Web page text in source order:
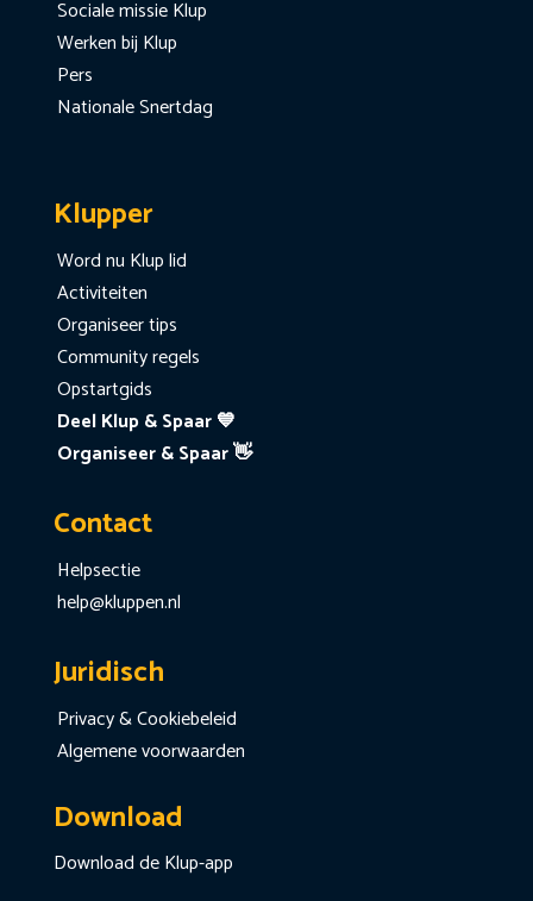
Sociale missie Klup
Werken bij Klup
Pers
Nationale Snertdag
Klupper
Word nu Klup lid
Activiteiten
Organiseer tips
Community regels
Opstartgids
Deel Klup & Spaar 💙
Organiseer & Spaar 👋
Contact
Helpsectie
help@kluppen.nl
Juridisch
Privacy & Cookiebeleid
Algemene voorwaarden
Download
Download de Klup-app